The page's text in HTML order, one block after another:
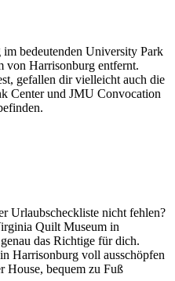
bedeutenden University Park
von Harrisonburg entfernt.
gefallen dir vielleicht auch die
Center und JMU Convocation
Urlaubscheckliste nicht fehlen?
Quilt Museum in
das Richtige für dich.
Harrisonburg voll ausschöpfen
House, bequem zu Fuß